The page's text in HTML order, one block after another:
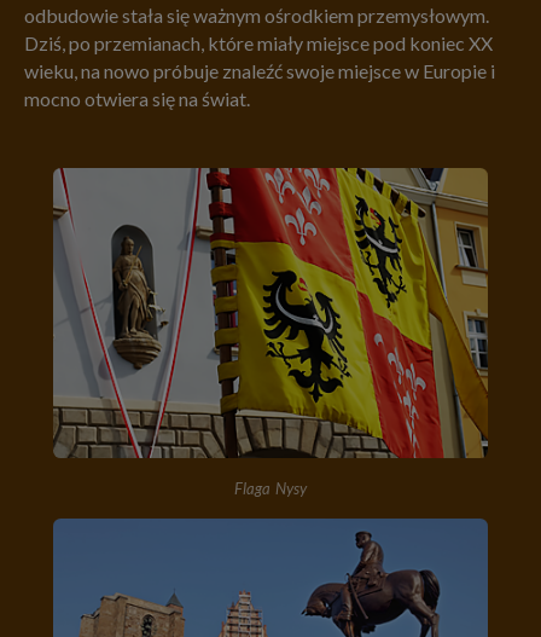
odbudowie stała się ważnym ośrodkiem przemysłowym.
Dziś, po przemianach, które miały miejsce pod koniec XX
wieku, na nowo próbuje znaleźć swoje miejsce w Europie i
mocno otwiera się na świat.
Flaga Nysy